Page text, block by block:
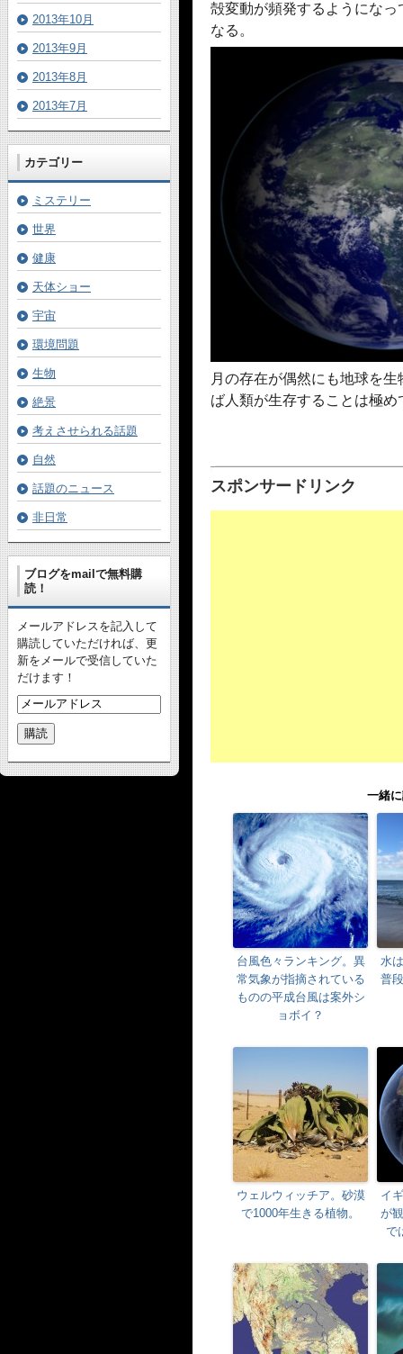
殻変動が頻発するようにな
なる。
月の存在が偶然にも地球を
ば人類が生存することは極め
スポンサードリンク
一緒
台風色々ランキング。異
常気象が指摘されている
ものの平成台風は案外シ
ョボイ？
水
普
ウェルウィッチア。砂漠
で1000年生きる植物。
イ
が
で
2013年10月
2013年9月
2013年8月
2013年7月
カテゴリー
ミステリー
世界
健康
天体ショー
宇宙
環境問題
生物
絶景
考えさせられる話題
自然
話題のニュース
非日常
ブログをmailで無料購
読！
メールアドレスを記入して
購読していただければ、更
新をメールで受信していた
だけます！